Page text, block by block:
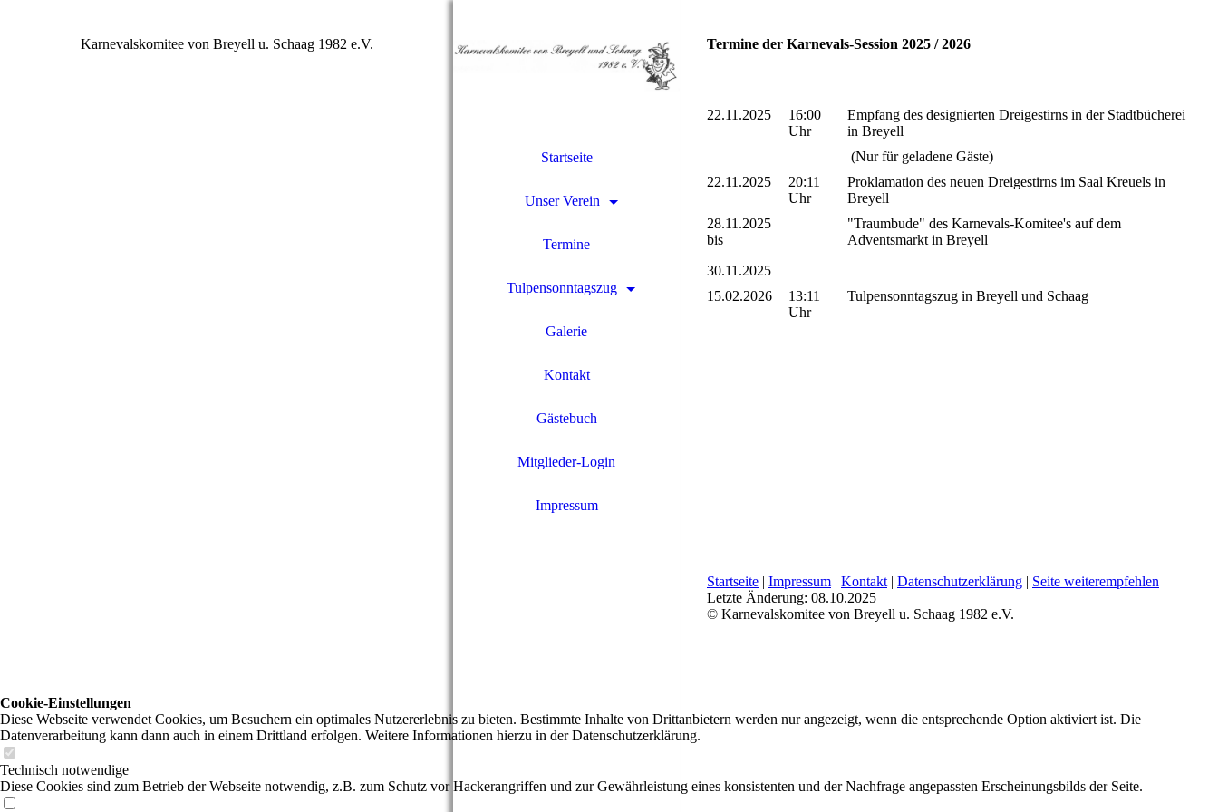
Karnevalskomitee von Breyell u. Schaag 1982 e.V.
Startseite
Unser Verein
Termine
Tulpensonntagszug
Galerie
Kontakt
Gästebuch
Mitglieder-Login
Impressum
Termine der Karnevals-Session 2025 / 2026
22.11.2025
16:00
Uhr
Empfang des designierten Dreigestirns in der Stadtbücherei
in Breyell
(Nur für geladene Gäste)
22.11.2025
20:11
Uhr
Proklamation des neuen Dreigestirns im Saal Kreuels in
Breyell
28.11.2025
bis
30.11.2025
"Traumbude" des Karnevals-Komitee's auf dem
Adventsmarkt in Breyell
15.02.2026
13:11
Uhr
Tulpensonntagszug in Breyell und Schaag
Startseite | Impressum | Kontakt | Datenschutzerklärung | Seite weiterempfehlen
Letzte Änderung: 08.10.2025
© Karnevalskomitee von Breyell u. Schaag 1982 e.V.
Cookie-Einstellungen
Diese Webseite verwendet Cookies, um Besuchern ein optimales Nutzererlebnis zu bieten. Bestimmte Inhalte von Drittanbietern werden nur angezeigt, wenn die entsprechende Option aktiviert ist. Die
Datenverarbeitung kann dann auch in einem Drittland erfolgen. Weitere Informationen hierzu in der Datenschutzerklärung.
Technisch notwendige
Diese Cookies sind zum Betrieb der Webseite notwendig, z.B. zum Schutz vor Hackerangriffen und zur Gewährleistung eines konsistenten und der Nachfrage angepassten Erscheinungsbilds der Seite.